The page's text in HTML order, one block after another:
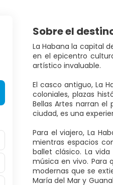
Sobre el
La Habana la capital
en el epicentro
artístico invaluable.
El casco antiguo, La
coloniales, plazas
Bellas Artes narran
ciudad, es una
Para el viajero, La
mientras espacios
ballet clásico. La
música en vivo. Para
modernas que se
María del Mar y